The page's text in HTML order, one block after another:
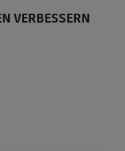
VERBESSERN